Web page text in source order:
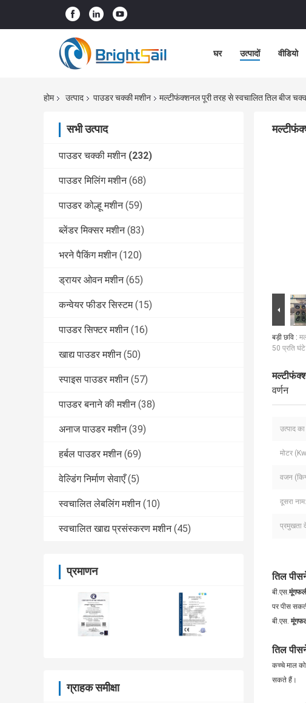
घर उत्पादों वीडियो
होम उत्पाद पाउडर चक्की मशीन मल्टीफंक्शनल पूरी तरह से स्वचालित तिल बीज
सभी उत्पाद
पाउडर चक्की मशीन (232)
पाउडर मिलिंग मशीन (68)
पाउडर कोल्हू मशीन (59)
ब्लेंडर मिक्सर मशीन (83)
भरने पैकिंग मशीन (120)
ड्रायर ओवन मशीन (65)
कन्वेयर फीडर सिस्टम (15)
पाउडर सिफ्टर मशीन (16)
खाद्य पाउडर मशीन (50)
स्पाइस पाउडर मशीन (57)
पाउडर बनाने की मशीन (38)
अनाज पाउडर मशीन (39)
हर्बल पाउडर मशीन (69)
वेल्डिंग निर्माण सेवाएँ (5)
स्वचालित लेबलिंग मशीन (10)
स्वचालित खाद्य प्रसंस्करण मशीन (45)
प्रमाणन
ग्राहक समीक्षा
बड़ी छवि :
50 प्रति
वर्णन
उत्पाद का
मोटर
वजन
दूसरा नाम:
प्रमुखता
तिल
बी.एस.
पर पीस
बी.एस.
तिल
कच्चे माल को
सकते हैं।